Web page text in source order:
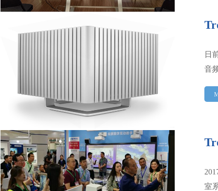
日
音
室